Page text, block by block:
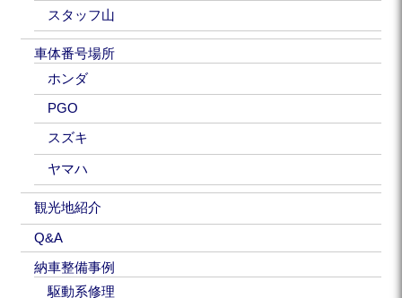
スタッフ山
車体番号場所
ホンダ
PGO
スズキ
ヤマハ
観光地紹介
Q&A
納車整備事例
駆動系修理